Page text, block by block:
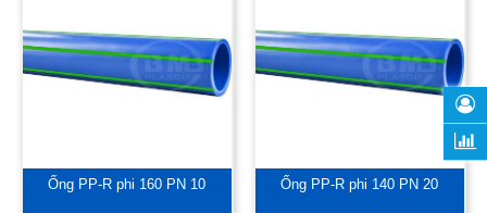
Ống PP-R phi 160 PN 10 Ống PP-R phi 140 PN 20